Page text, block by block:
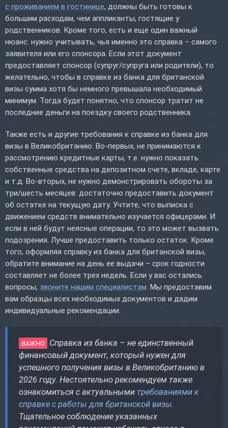
с проживанием в гостинице, должны быть готовы к
большим расходам, чем аппликанты, гостящие у
родственников. Кроме того, есть и еще один важный
нюанс: нужно учитывать, чья именно это справка – самого
заявителя или его спонсора. Если этот документ
предоставляет спонсор (супруг/супруга или родители), то
желательно, чтобы в справке из банка для британской
визы сумма хотя бы немного превышала необходимый
минимум. Тогда будет понятно, что спонсор тратит не
последние деньги на поездку своего родственника.
Также есть и другие требования к справке из банка для
визы в Великобританию. Во-первых, не принимаются к
рассмотрению кредитные карты, т.е. нужно показать
собственные средства на депозитном счете, вкладе, карте
и т.д. Во-вторых, не нужно демонстрировать обороты за
три/шесть месяцев: достаточно предоставить документ
об остатке на текущую дату. Учтите, что выписка с
движением средств внимательно изучается офицерами. И
если в ней будут неясные операции, то это может вызвать
подозрения. Лучше предоставить только остаток. Кроме
того, оформляя справку из банка для британской визы,
обратите внимание на день ее выдачи – срок годности
составляет не более трех недель. Если у вас остались
вопросы, звоните нашим специалистам . Мы предоставим
вам образцы всех необходимых документов и дадим
индивидуальные рекомендации.
ВАЖНО
Справка из банка – не единственный
финансовый документ, который нужен для
успешного получения визы в Великобританию в
2026 году. Настоятельно рекомендуем также
ознакомиться с актуальными требованиями к
справке с работы для британской визы.
Тщательное соблюдение указанных